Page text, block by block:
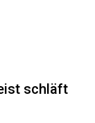
schläft